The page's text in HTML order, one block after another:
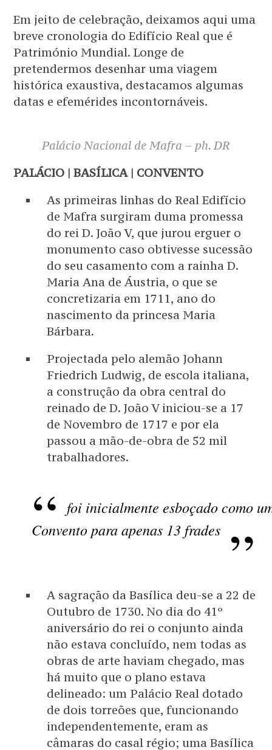
Em jeito de celebração, deixamos aqui uma
breve cronologia do Edifício Real que é
Património Mundial. Longe de
pretendermos desenhar uma viagem
histórica exaustiva, destacamos algumas
datas e efemérides incontornáveis.
Palácio Nacional de Mafra – ph. DR
PALÁCIO | BASÍLICA | CONVENTO
As primeiras linhas do Real Edifício
de Mafra surgiram duma promessa
do rei D. João V, que jurou erguer o
monumento caso obtivesse sucessão
do seu casamento com a rainha D.
Maria Ana de Áustria, o que se
concretizaria em 1711, ano do
nascimento da princesa Maria
Bárbara.
Projectada pelo alemão Johann
Friedrich Ludwig, de escola italiana,
a construção da obra central do
reinado de D. João V iniciou-se a 17
de Novembro de 1717 e por ela
passou a mão-de-obra de 52 mil
trabalhadores.
foi inicialmente esboçado como
Convento para apenas 13 frades
A sagração da Basílica deu-se a 22 de
Outubro de 1730. No dia do 41º
aniversário do rei o conjunto ainda
não estava concluído, nem todas as
obras de arte haviam chegado, mas
há muito que o plano estava
delineado: um Palácio Real dotado
de dois torreões que, funcionando
independentemente, eram as
câmaras do casal régio; uma Basílica